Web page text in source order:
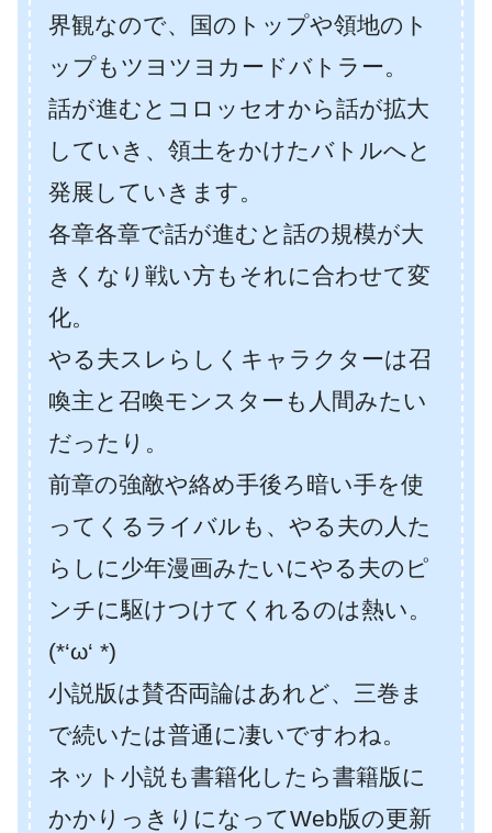
界観なので、国のトップや領地のト
ップもツヨツヨカードバトラー。
話が進むとコロッセオから話が拡大
していき、領土をかけたバトルへと
発展していきます。
各章各章で話が進むと話の規模が大
きくなり戦い方もそれに合わせて変
化。
やる夫スレらしくキャラクターは召
喚主と召喚モンスターも人間みたい
だったり。
前章の強敵や絡め手後ろ暗い手を使
ってくるライバルも、やる夫の人た
らしに少年漫画みたいにやる夫のピ
ンチに駆けつけてくれるのは熱い。
(*‘ω‘ *)
小説版は賛否両論はあれど、三巻ま
で続いたは普通に凄いですわね。
ネット小説も書籍化したら書籍版に
かかりっきりになってWeb版の更新